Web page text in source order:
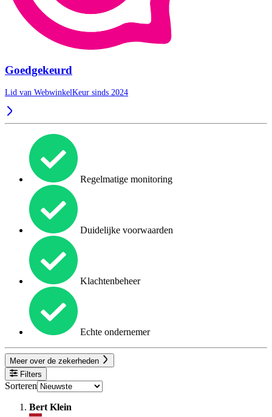
Goedgekeurd
Lid van WebwinkelKeur sinds 2024
Regelmatige monitoring
Duidelijke voorwaarden
Klachtenbeheer
Echte ondernemer
Meer over de zekerheden
Filters
Sorteren
Bert Klein